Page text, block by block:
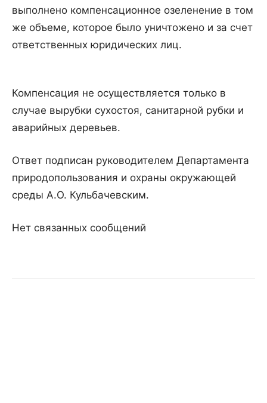
выполнено компенсационное озеленение в том
же объеме, которое было уничтожено и за счет
ответственных юридических лиц.
Компенсация не осуществляется только в
случае вырубки сухостоя, санитарной рубки и
аварийных деревьев.
Ответ подписан руководителем Департамента
природопользования и охраны окружающей
среды А.О. Кульбачевским.
Нет связанных сообщений